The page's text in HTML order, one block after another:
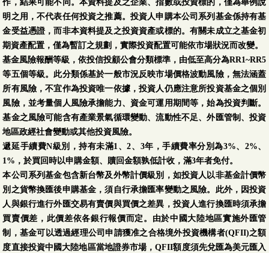
作，結果可能不同。本資料提及之企業、指數或投資標的，僅為舉例說
明之用，不代表任何投資之推薦。投資人申購本公司系列基金係持有基
金受益憑證，而非本資料提及之投資資產或標的。有關未成立之基金初
期資產配置，僅為暫訂之規劃，實際投資配置可能依市場狀況而改變。
基金風險報酬等級，依投信投顧公會分類標準，由低至高分為RR1~RR5
等五個等級。此分類係基於一般市況反映市場價格波動風險，無法涵蓋
所有風險，不宜作為投資唯一依據，投資人仍應注意所投資基金之個別
風險，並考量個人風險承擔能力、資金可運用期間等，始為投資判斷。
基金之風險可能含有產業景氣循環變動、流動性不足、外匯管制、投資
地區政經社會變動或其他投資風險。
遞延手續費N級別，持有未滿1、2、3年，手續費率分別為3%、2%、
1%，於買回時以申購金額、贖回金額孰低計收，滿3年者免付。
本公司系列基金包含新台幣及外幣計價級別，如投資人以非基金計價幣
別之貨幣換匯後申購基金，須自行承擔匯率變動之風險。此外，因投資
人與銀行進行外匯交易有賣價與買價之差異，投資人進行換匯時須承擔
買賣價差，此價差依各銀行報價而定。由於中國大陸地區實施外匯管
制，基金可以透過經理公司申請獲准之合格境外投資機構者(QFII)之額
度直接投資中國大陸地區當地證券市場，QFII額度須先兌匯為美元匯入